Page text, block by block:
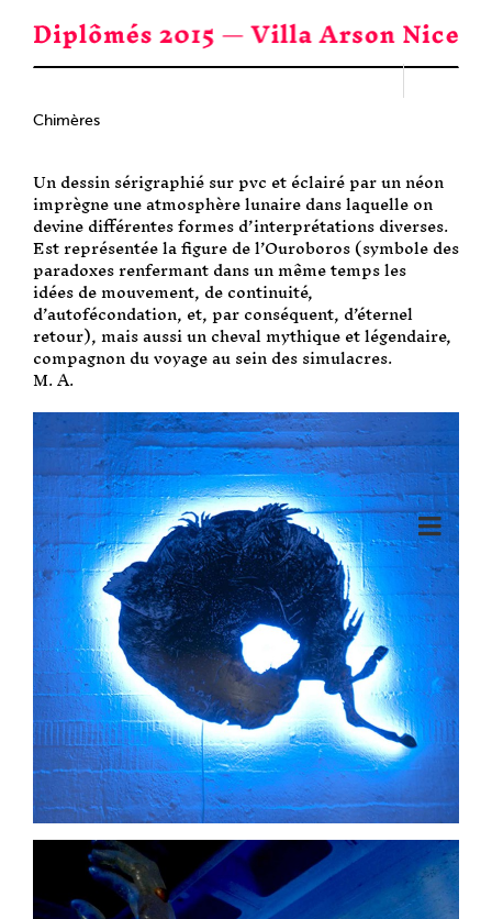
Chimères
Un dessin sérigraphié sur pvc et éclairé par un néon
imprègne une atmosphère lunaire dans laquelle on
devine différentes formes d’interprétations diverses.
Est représentée la figure de l’Ouroboros (symbole des
paradoxes renfermant dans un même temps les
idées de mouvement, de continuité,
d’autofécondation, et, par conséquent, d’éternel
retour), mais aussi un cheval mythique et légendaire,
compagnon du voyage au sein des simulacres.
M. A.